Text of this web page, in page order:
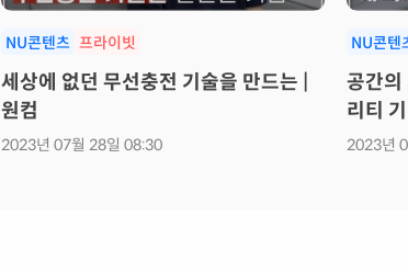
NU콘텐츠 프라이빗
세상에 없던 무선충전 기술을 만드는 |
원컴
2023년 07월 28일 08:30
NU콘텐
공간의
리티
2023년